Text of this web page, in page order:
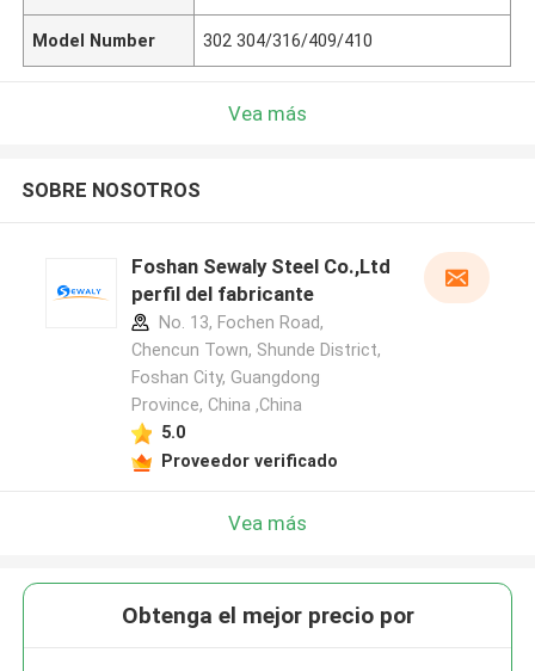
Model Number 302 304/316/409/410
Vea más
SOBRE NOSOTROS
Foshan Sewaly Steel Co.,Ltd
perfil del fabricante
No. 13, Fochen Road,
Chencun Town, Shunde District,
Foshan City, Guangdong
Province, China ,China
5.0
Proveedor verificado
Vea más
Obtenga el mejor precio por